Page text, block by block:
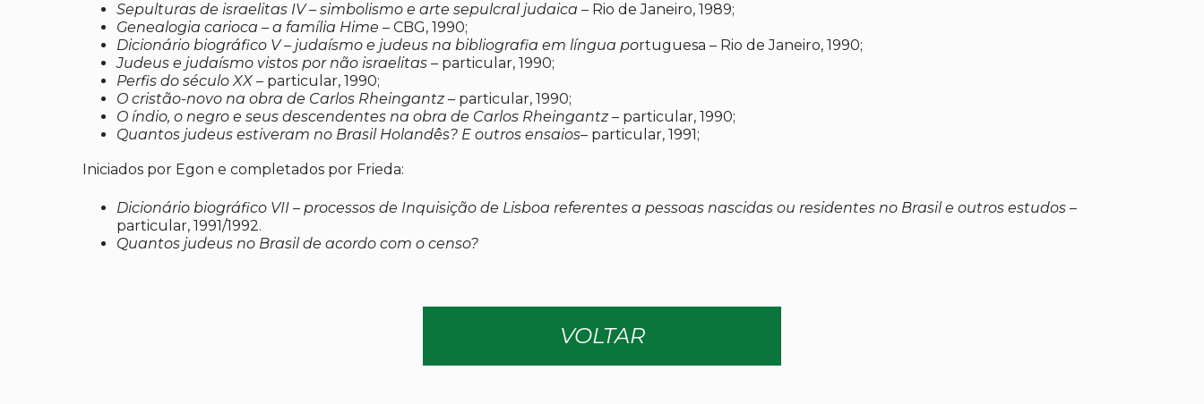
Sepulturas de israelitas IV – simbolismo e arte sepulcral judaica – Rio de Janeiro, 1989;
Genealogia carioca – a família Hime – CBG, 1990;
Dicionário biográfico V – judaísmo e judeus na bibliografia em língua portuguesa – Rio de Janeiro, 1990;
Judeus e judaísmo vistos por não israelitas– particular, 1990;
Perfis do século XX– particular, 1990;
O cristão-novo na obra de Carlos Rheingantz– particular, 1990;
O índio, o negro e seus descendentes na obra de Carlos Rheingantz– particular, 1990;
Quantos judeus estiveram no Brasil Holandês? E outros ensaios– particular, 1991;
Iniciados por Egon e completados por Frieda:
Dicionário biográfico VII – processos de Inquisição de Lisboa referentes a pessoas nascidas ou residentes no Brasil e outros estudos–
particular, 1991/1992.
Quantos judeus no Brasil de acordo com o censo?
VOLTAR